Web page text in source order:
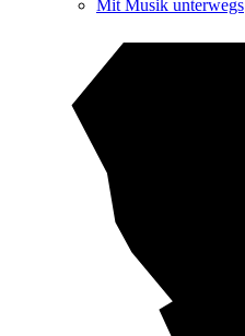
Mit Musik unterwegs